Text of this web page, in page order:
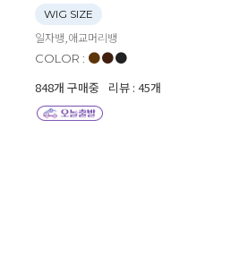
WIG SIZE
일자뱅,애교머리뱅
COLOR : ● ● ●
848개 구매중 리뷰 : 45개